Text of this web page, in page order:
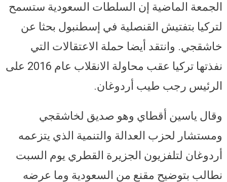
الجمعة الماضية إن السلطات السعودية ستسمح
لتركيا بتفتيش القنصلية في إسطنبول بحثا عن
خاشقجي. وانتقد أيضا حملة الاعتقالات التي
نفذتها تركيا عقب محاولة الانقلاب عام 2016 على
الرئيس رجب طيب أردوغان.
وقال ياسين أقطاي وهو صديق لخاشقجي
ومستشار لحزب العدالة والتنمية الذي يتزعمه
أردوغان لتلفزيون الجزيرة القطري يوم السبت
نطالب بتوضيح مقنع من السعودية وما عرضه